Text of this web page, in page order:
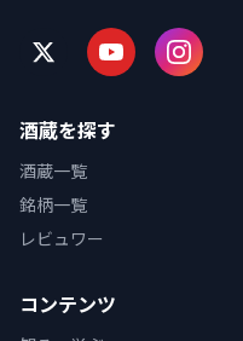
酒蔵を探す
酒蔵一覧
銘柄一覧
レビュワー
コンテンツ